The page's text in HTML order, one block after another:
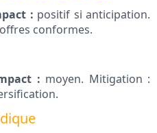
: positif si anticipation.
conformes.
: moyen. Mitigation :